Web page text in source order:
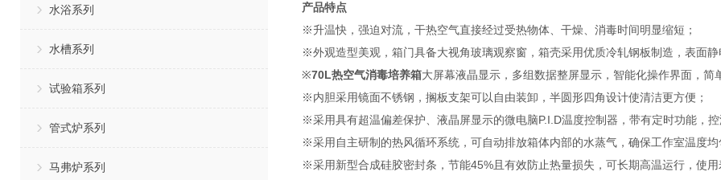
水浴系列
水槽系列
试验箱系列
管式炉系列
马弗炉系列
产品特点
※升温快，强迫对流，干热空气直接经过受热物体、干燥、消毒时间明显缩短；
※外观造型美观，箱门具备大视角玻璃观察窗，箱壳采用优质冷轧钢板制造，表面静
※70L热空气消毒培养箱大屏幕液晶显示，多组数据整屏显示，智能化操作界面，简
※内胆采用镜面不锈钢，搁板支架可以自由装卸，半圆形四角设计使清洁更方便；
※采用具有超温偏差保护、液晶屏显示的微电脑P.I.D温度控制器，带有定时功能，控
※采用自主研制的热风循环系统，可自动排放箱体内部的水蒸气，确保工作室温度均
※采用新型合成硅胶密封条，节能45%且有效防止热量损失，可长期高温运行，使用